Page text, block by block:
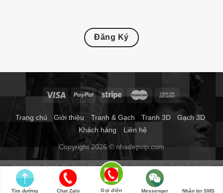
Đăng Ký
Trang chủ Giới thiệu Tranh & Gạch Tranh 3D
Gạch 3D
Khách hàng
Liên hệ
Copyright 2026 © nhadepvip.com
Tranh kính Tranh 3D Gạch 3D Tranh gạch Gạch lát nền Gạch ốp tường
Gạch thảm
Gạch trang trí Gạch tranh 3d
Tranh dán tường phòng ngủ
Tranh gạch 3d phong thủy
Tranh dán tường
Tìm đường Chat Zalo Gọi điện Messenger Nhắn tin SMS